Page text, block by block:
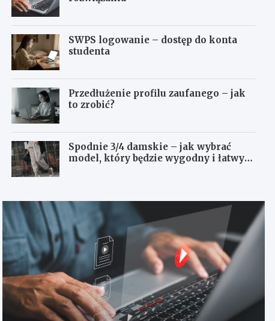
SWPS logowanie – dostęp do konta
studenta
Przedłużenie profilu zaufanego – jak
to zrobić?
Spodnie 3/4 damskie – jak wybrać
model, który będzie wygodny i łatwy